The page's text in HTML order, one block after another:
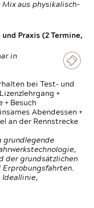
Mix aus physikalisch-
Praxis (2 Termine,
in
bei Test- und
+
+ Besuch
Abendessen +
an der Rennstrecke
grundlegende
der grundsätzlichen
Erprobungsfahrten.
Ideallinie,